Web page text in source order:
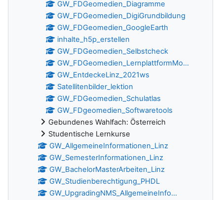
GW_FDGeomedien_Diagramme
GW_FDGeomedien_DigiGrundbildung
GW_FDGeomedien_GoogleEarth
inhalte_h5p_erstellen
GW_FDGeomedien_Selbstcheck
GW_FDGeomedien_LernplattformMo...
GW_EntdeckeLinz_2021ws
Satellitenbilder_lektion
GW_FDGeomedien_Schulatlas
GW_FDgeomedien_Softwaretools
Gebundenes Wahlfach: Österreich
Studentische Lernkurse
GW_AllgemeineInformationen_Linz
GW_SemesterInformationen_Linz
GW_BachelorMasterArbeiten_Linz
GW_Studienberechtigung_PHDL
GW_UpgradingNMS_AllgemeineInfo...